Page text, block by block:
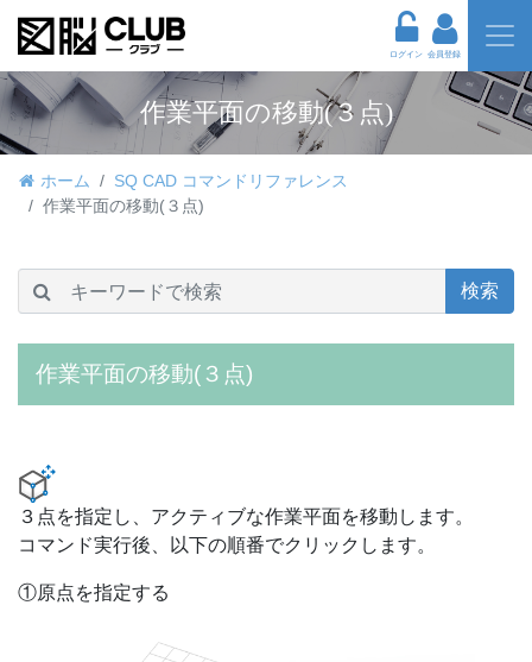
ログイン 会員登録
作業平面の移動(３点)
ホーム
SQ CAD コマンドリファレンス
作業平面の移動(３点)
検索
作業平面の移動(３点)
３点を指定し、アクティブな作業平面を移動します。
コマンド実行後、以下の順番でクリックします。
①原点を指定する